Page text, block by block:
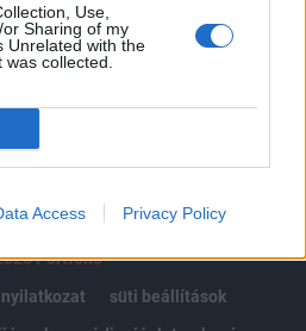
Use,
Sharing of my
Unrelated with the
collected.
Access Privacy Policy
BEJELENTKEZÉS
Portfolio
süti beállítások